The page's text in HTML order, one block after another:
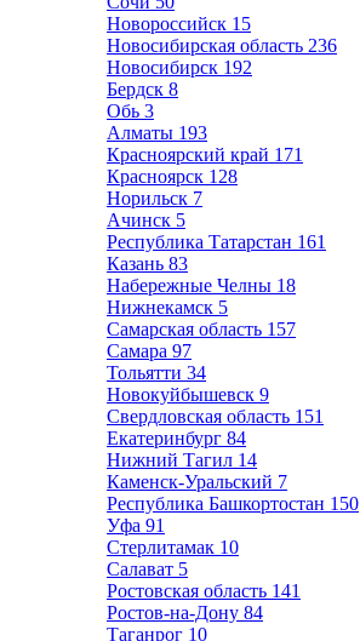
Новороссийск 15
Новосибирская область 236
Новосибирск 192
Бердск 8
Обь 3
Алматы 193
Красноярский край 171
Красноярск 128
Норильск 7
Ачинск 5
Республика Татарстан 161
Казань 83
Набережные Челны 18
Нижнекамск 5
Самарская область 157
Самара 97
Тольятти 34
Новокуйбышевск 9
Свердловская область 151
Екатеринбург 84
Нижний Тагил 14
Каменск-Уральский 7
Республика Башкортостан 150
Уфа 91
Стерлитамак 10
Салават 5
Ростовская область 141
Ростов-на-Дону 84
Таганрог 10